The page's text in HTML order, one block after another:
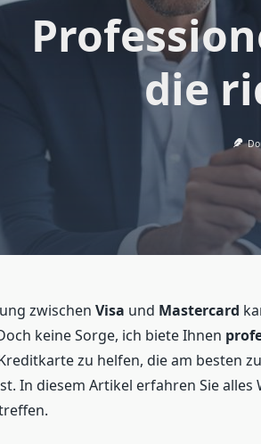
die
zwischenVisa und Mastercard
keine Sorge, ich biete Ihnen
zu helfen, die am besten
In diesem Artikel erfahren Sie